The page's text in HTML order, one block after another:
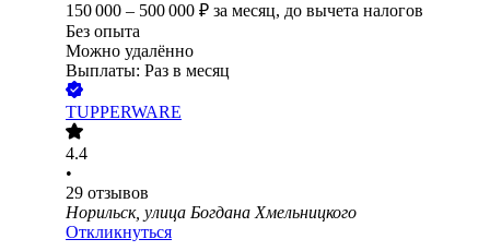
150 000 – 500 000 ₽ за месяц, до вычета налогов
Без опыта
Можно удалённо
Выплаты: Раз в месяц
TUPPERWARE
4.4
•
29 отзывов
Норильск, улица Богдана Хмельницкого
Откликнуться